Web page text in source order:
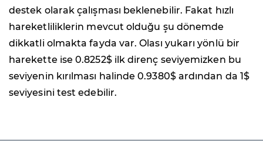
destek olarak çalışması beklenebilir. Fakat hızlı
hareketliliklerin mevcut olduğu şu dönemde
dikkatli olmakta fayda var. Olası yukarı yönlü bir
harekette ise 0.8252$ ilk direnç seviyemizken bu
seviyenin kırılması halinde 0.9380$ ardından da 1$
seviyesini test edebilir.